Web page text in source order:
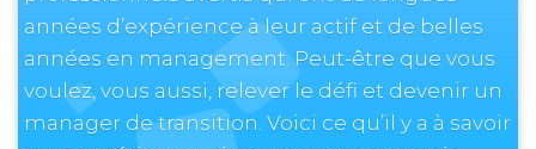
années d’expérience à leur actif et de belles
années en management. Peut-être que vous
voulez, vous aussi, relever le défi et devenir un
manager de transition. Voici ce qu’il y a à savoir